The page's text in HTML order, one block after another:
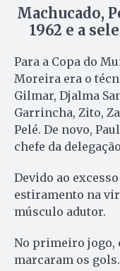
Machucado,
1962 e a
Para a Copa do
Moreira era o
Gilmar, Djalma
Garrincha, Zito,
Pelé. De novo,
chefe da
Devido ao
estiramento na
músculo adutor.
No primeiro jogo,
marcaram os